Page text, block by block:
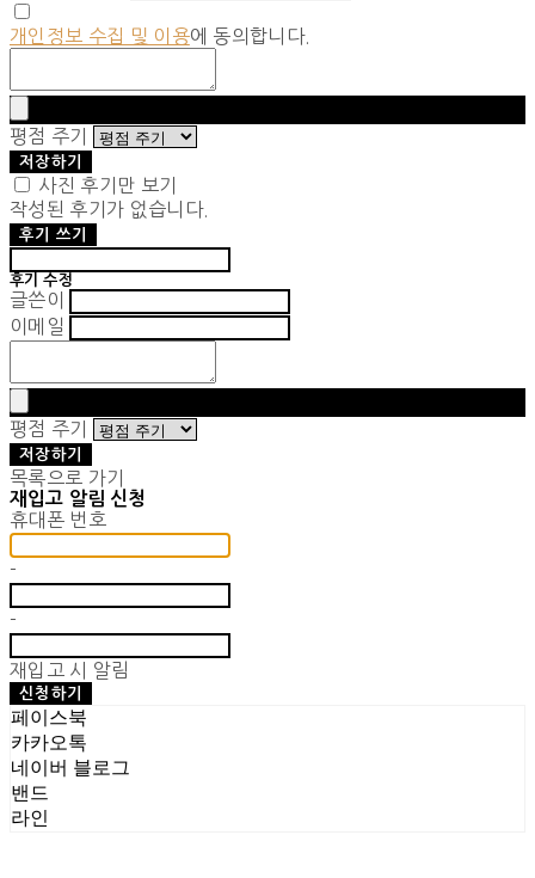
개인정보 수집 및 이용에 동의합니다.
평점 주기
저장하기
사진 후기만 보기
작성된 후기가 없습니다.
후기 쓰기
후기 수정
글쓴이
이메일
평점 주기
저장하기
목록으로 가기
재입고 알림 신청
휴대폰 번호
-
-
재입고 시 알림
신청하기
페이스북
카카오톡
네이버 블로그
밴드
라인